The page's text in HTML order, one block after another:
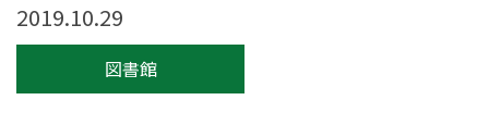
資料請求
キャンパスライフ
就職・資格
2019.10.29
図書館